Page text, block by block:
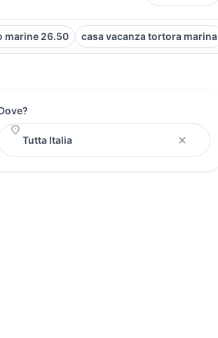
marine 26.50 casa vacanza tortora marina